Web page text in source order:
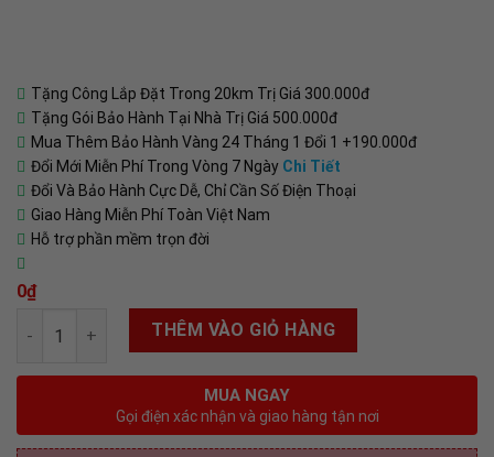
Tặng Công Lắp Đặt Trong 20km Trị Giá 300.000đ
Tặng Gói Bảo Hành Tại Nhà Trị Giá 500.000đ
Mua Thêm Bảo Hành Vàng 24 Tháng 1 Đổi 1 +190.000đ
Đổi Mới Miễn Phí Trong Vòng 7 Ngày Chi Tiết
Đổi Và Bảo Hành Cực Dễ, Chỉ Cần Số Điện Thoại
Giao Hàng Miễn Phí Toàn Việt Nam
Hỗ trợ phần mềm trọn đời
0₫
THÊM VÀO GIỎ HÀNG
MUA NGAY
Gọi điện xác nhận và giao hàng tận nơi